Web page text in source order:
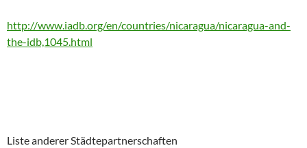
http://www.iadb.org/en/countries/nicaragua/nicaragua-and-
the-idb,1045.html
Liste anderer Städtepartnerschaften